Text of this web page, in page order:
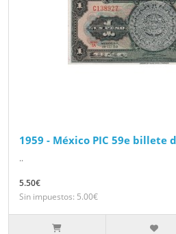
1959 - México PIC 59e billete
..
5.50€
Sin impuestos: 5.00€